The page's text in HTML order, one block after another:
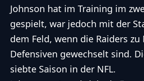
Johnson hat im Training im
gespielt, war jedoch mit der
dem Feld, wenn die Raiders zu
Defensiven gewechselt sind.
siebte Saison in der NFL.